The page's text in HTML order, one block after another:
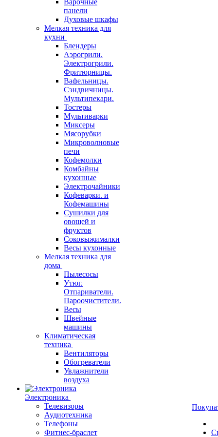
Варочные
панели
Духовые шкафы
Мелкая техника для
кухни
Блендеры
Аэрогрили.
Электрогрили.
Фритюрницы.
Вафельницы.
Сэндвичницы.
Мультипекари.
Тостеры
Мультиварки
Миксеры
Мясорубки
Микроволновые
печи
Кофемолки
Комбайны
кухонные
Электрочайники
Кофеварки. и
Кофемашины
Сушилки для
овощей и
фруктов
Соковыжималки
Весы кухонные
Мелкая техника для
дома
Пылесосы
Утюг.
Отпариватели.
Пароочистители.
Весы
Швейные
машины
Климатическая
техника
Вентиляторы
Обогреватели
Увлажнители
воздуха
Электроника
Телевизоры
Аудиотехника
Телефоны
Фитнес-браслет